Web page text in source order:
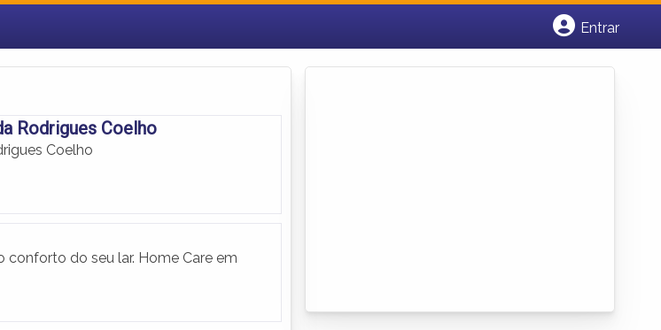
Entrar
Rodrigues Coelho
Coelho
do seu lar. Home Care em